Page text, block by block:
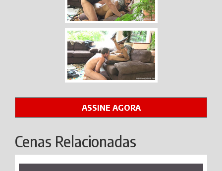
ASSINE AGORA
Cenas Relacionadas